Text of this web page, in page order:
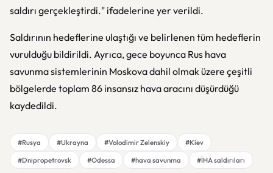
saldırı gerçekleştirdi." ifadelerine yer verildi.
Saldırının hedeflerine ulaştığı ve belirlenen tüm hedeflerin
vurulduğu bildirildi. Ayrıca, gece boyunca Rus hava
savunma sistemlerinin Moskova dahil olmak üzere çeşitli
bölgelerde toplam 86 insansız hava aracını düşürdüğü
kaydedildi.
#Rusya #Ukrayna #Volodimir Zelenskiy
#Kiev
#Dnipropetrovsk
#Odessa #hava savunma #İHA saldırıları